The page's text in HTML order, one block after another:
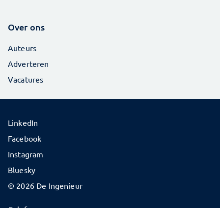
Over ons
Auteurs
Adverteren
Vacatures
© 2026 De Ingenieur
LinkedIn
Facebook
Instagram
Bluesky